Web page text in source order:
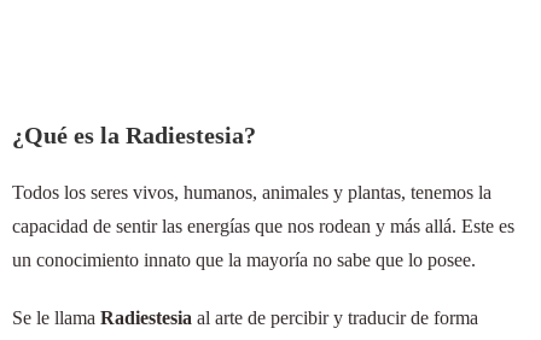
¿Qué es la Radiestesia?
Todos los seres vivos, humanos, animales y plantas, tenemos la
capacidad de sentir las energías que nos rodean y más allá. Este es
un conocimiento innato que la mayoría no sabe que lo posee.
Se le llama Radiestesia al arte de percibir y traducir de forma